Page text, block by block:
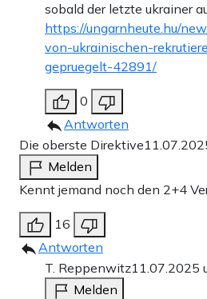
sobald der letzte ukrainer
https://ungarnheute.hu/
von-ukrainischen-
gepruegelt-42891/
0
Antworten
Die oberste Direktive
Melden
Kennt jemand noch den 2+4
16
Antworten
T. Reppenwitz11.07.2025
Melden